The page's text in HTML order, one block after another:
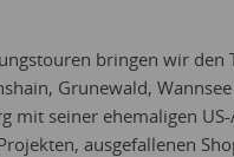
bringen wir den
Grunewald,
mit seiner ehemaligen
ausgefallenen